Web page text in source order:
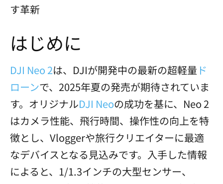
す革新
はじめに
DJI Neo 2は、DJIが開発中の最新の超軽量 ド
ローンで、2025年夏の発売が期待されていま
す。オリジナルDJI Neoの成功を基に、Neo 2
はカメラ性能、飛行時間、操作性の向上を特
徴とし、Vloggerや旅行クリエイターに最適
なデバイスとなる見込みです。入手した情報
によると、1/1.3インチの大型センサー、